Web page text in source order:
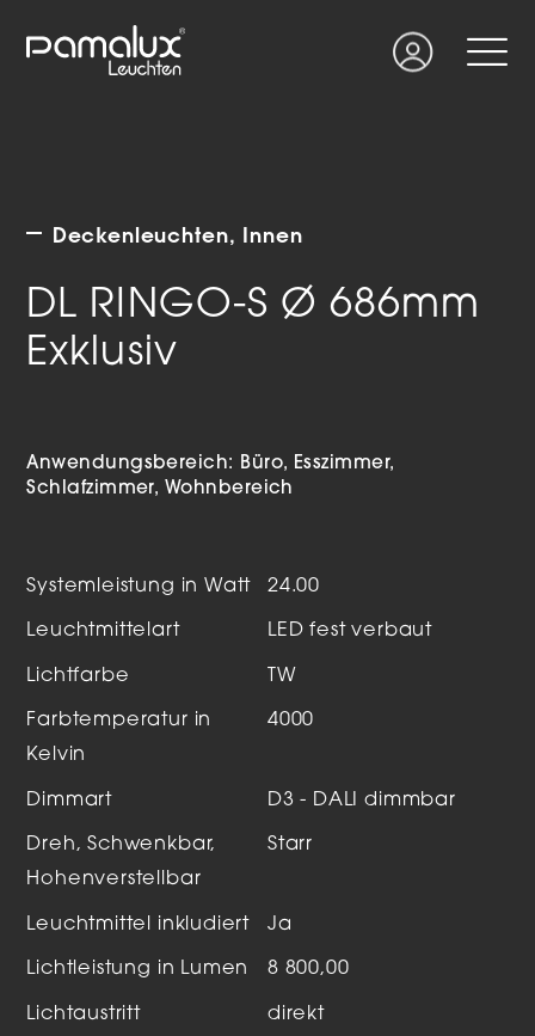
Login
Suche
Deckenleuchten Innen
DL RINGO-S Ø 686mm
Exklusiv
Anwendungsbereich: Büro
Esszimmer
Schlafzimmer
Wohnbereich
Systemleistung in Watt 24.00
Leuchtmittelart LED fest verbaut
Lichtfarbe TW
Farbtemperatur in
Kelvin
4000
Dimmart D3 - DALI dimmbar
Dreh, Schwenkbar,
Hohenverstellbar
Starr
Leuchtmittel inkludiert Ja
Lichtleistung in Lumen 8 800,00
Lichtaustritt direkt